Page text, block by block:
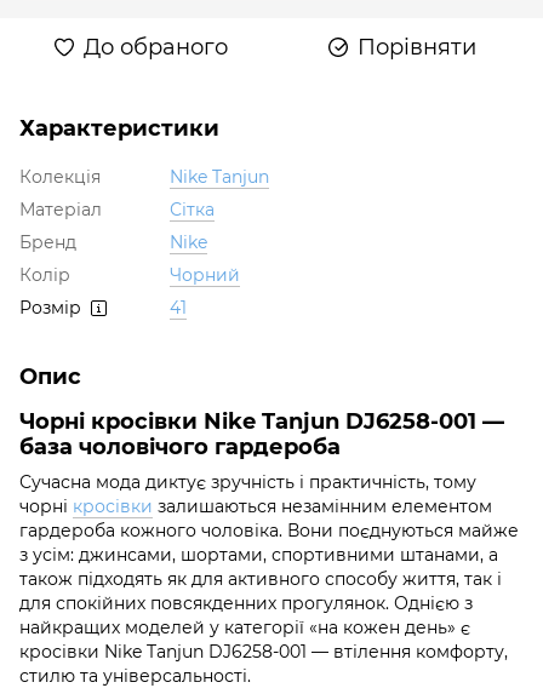
До обраного Порівняти
Характеристики
Колекція
Nike Tanjun
Матеріал
Сітка
Бренд
Nike
Колір
Чорний
Розмір
41
Опис
Чорні кросівки Nike Tanjun DJ6258-001 —
база чоловічого гардероба
Сучасна мода диктує зручність і практичність, тому
чорні кросівки залишаються незамінним елементом
гардероба кожного чоловіка. Вони поєднуються майже
з усім: джинсами, шортами, спортивними штанами, а
також підходять як для активного способу життя, так і
для спокійних повсякденних прогулянок. Однією з
найкращих моделей у категорії «на кожен день» є
кросівки Nike Tanjun DJ6258-001 — втілення комфорту,
стилю та універсальності.